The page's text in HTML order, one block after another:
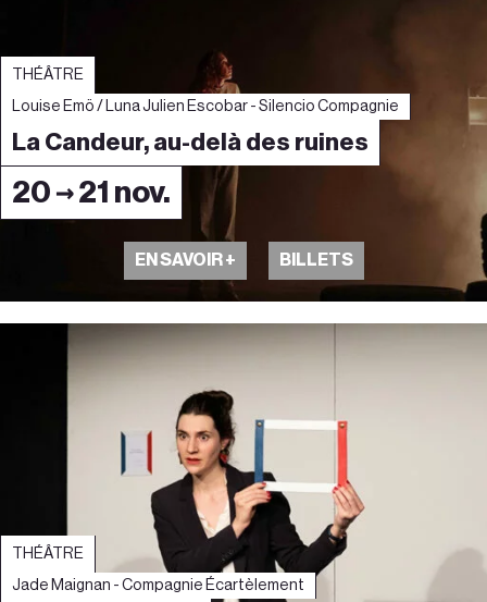
20 → 21 nov.
THÉÂTRE
Louise Emö / Luna Julien Escobar - Silencio Compagnie
La Candeur, au-delà des ruines
EN SAVOIR + BILLETS
THÉÂTRE
Jade Maignan - Compagnie Écartèlement